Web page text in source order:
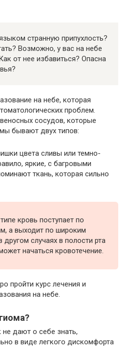
странную припухлость?
Возможно, у вас на небе
от нее избавиться? Опасна
на небе, которая
проблем.
сосудов, которые
бывают двух типов:
цвета сливы или темно-
яркие, с багровыми
ткань, которая сильно
кровь поступает по
а выходит по широким
случаях в полости рта
начаться кровотечение.
пройти курс лечения и
на небе.
дают о себе знать,
в виде легкого дискомфорта